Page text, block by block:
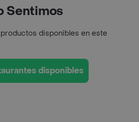
Sentimos
disponibles en este
disponibles